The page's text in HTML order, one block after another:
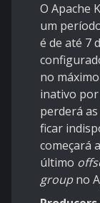
O Apache
um
é de até 7
no
inativo
perderá
ficar
começará
último
groupno